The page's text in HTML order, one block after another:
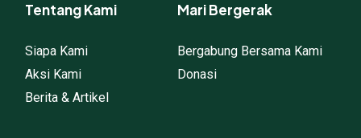
Tentang Kami
Siapa Kami
Aksi Kami
Berita & Artikel
Mari Bergerak
Bergabung Bersama Kami
Donasi